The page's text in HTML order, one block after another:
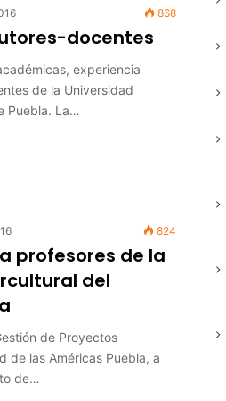
868
docentes
experiencia
de la Universidad
Puebla. La…
824
profesores de la
del
de Proyectos
de las Américas Puebla, a
de…